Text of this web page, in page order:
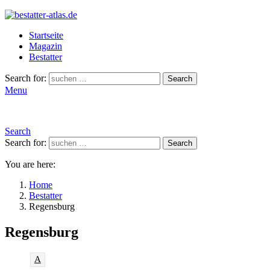
Startseite
Magazin
Bestatter
Search for: Search
Menu
Search
Search for:
Search
You are here:
Home
Bestatter
Regensburg
Regensburg
A